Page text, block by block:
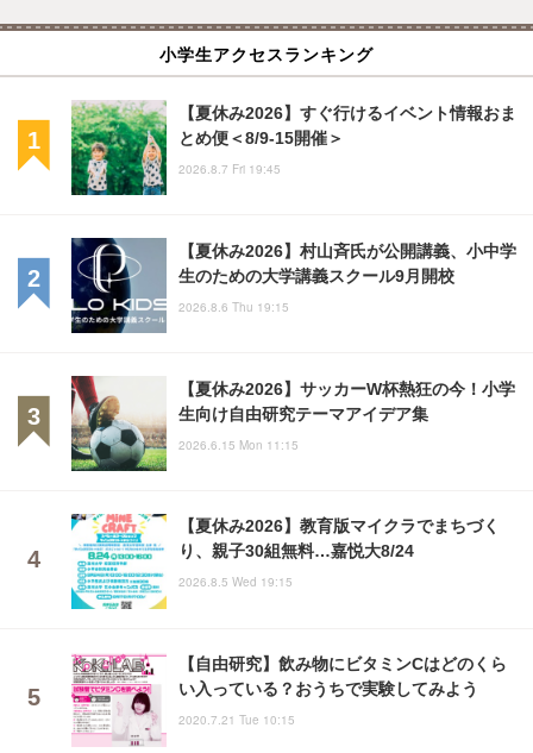
小学生アクセスランキング
【夏休み2026】すぐ行けるイベント情報おま
とめ便＜8/9-15開催＞
2026.8.7 Fri 19:45
【夏休み2026】村山斉氏が公開講義、小中学
生のための大学講義スクール9月開校
2026.8.6 Thu 19:15
【夏休み2026】サッカーW杯熱狂の今！小学
生向け自由研究テーマアイデア集
2026.6.15 Mon 11:15
【夏休み2026】教育版マイクラでまちづく
り、親子30組無料…嘉悦大8/24
2026.8.5 Wed 19:15
【自由研究】飲み物にビタミンCはどのくら
い入っている？おうちで実験してみよう
2020.7.21 Tue 10:15